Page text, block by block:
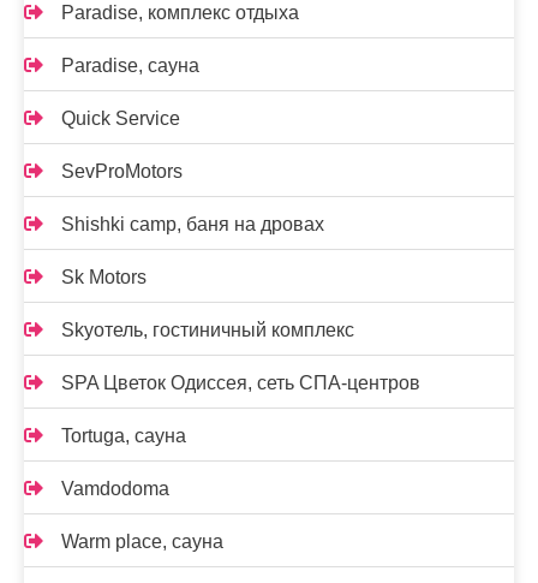
Paradise, комплекс отдыха
Paradise, сауна
Quick Service
SevProMotors
Shishki camp, баня на дровах
Sk Motors
Skyотель, гостиничный комплекс
SPA Цветок Одиссея, сеть СПА-центров
Tortuga, сауна
Vamdodoma
Warm place, сауна